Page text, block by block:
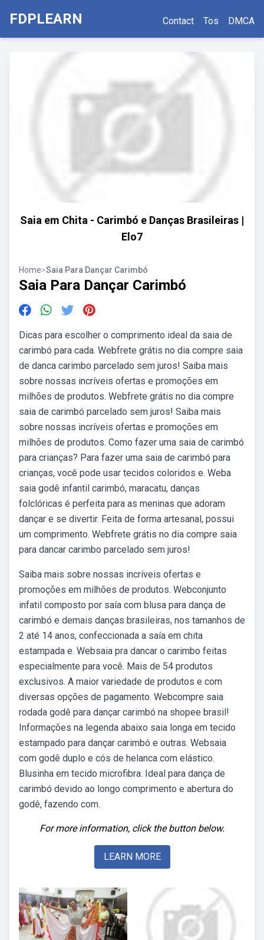
FDPLEARN Contact Tos DMCA
Saia em Chita - Carimbó e Danças Brasileiras |
Elo7
Home>Saia Para Dançar Carimbó
Saia Para Dançar Carimbó
Dicas para escolher o comprimento ideal da saia de
carimbó para cada. Webfrete grátis no dia compre saia
de danca carimbo parcelado sem juros! Saiba mais
sobre nossas incríveis ofertas e promoções em
milhões de produtos. Webfrete grátis no dia compre
saia de carimbó parcelado sem juros! Saiba mais
sobre nossas incríveis ofertas e promoções em
milhões de produtos. Como fazer uma saia de carimbó
para crianças? Para fazer uma saia de carimbó para
crianças, você pode usar tecidos coloridos e. Weba
saia godê infantil carimbó, maracatu, danças
folclóricas é perfeita para as meninas que adoram
dançar e se divertir. Feita de forma artesanal, possui
um comprimento. Webfrete grátis no dia compre saia
para dancar carimbo parcelado sem juros!
Saiba mais sobre nossas incríveis ofertas e
promoções em milhões de produtos. Webconjunto
infatil composto por saía com blusa para dança de
carimbó e demais danças brasileiras, nos tamanhos de
2 até 14 anos, confeccionada a saía em chita
estampada e. Websaia pra dancar o carimbo feitas
especialmente para você. Mais de 54 produtos
exclusivos. A maior variedade de produtos e com
diversas opções de pagamento. Webcompre saia
rodada godê para dançar carimbó na shopee brasil!
Informações na legenda abaixo saia longa em tecido
estampado para dançar carimbó e outras. Websaia
com godê duplo e cós de helanca com elástico.
Blusinha em tecido microfibra. Ideal para dança de
carimbó devido ao longo comprimento e abertura do
godê, fazendo com.
For more information, click the button below.
LEARN MORE